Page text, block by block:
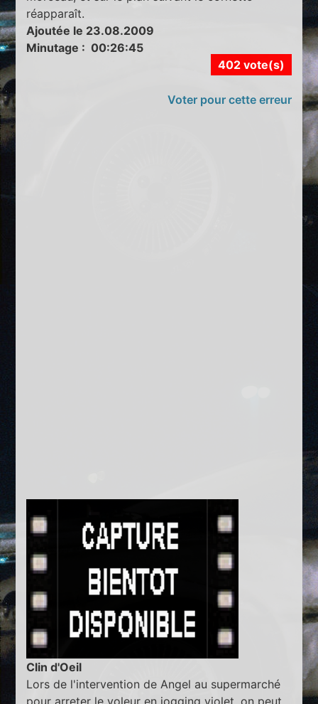
réapparaît.
Ajoutée le 23.08.2009
Minutage : 00:26:45
402 vote(s)
Voter pour cette erreur
Clin d'Oeil
Lors de l'intervention de Angel au supermarché
pour arreter le voleur en jogging violet, on peut